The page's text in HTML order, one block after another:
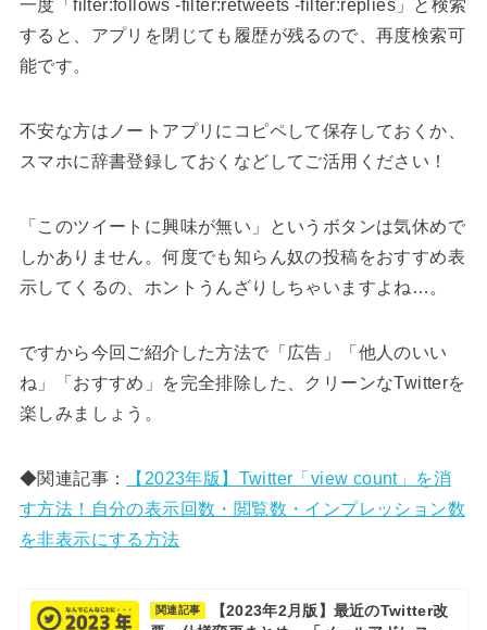
一度「filter:follows -filter:retweets -filter:replies」と検索
すると、アプリを閉じても履歴が残るので、再度検索可
能です。
不安な方はノートアプリにコピペして保存しておくか、
スマホに辞書登録しておくなどしてご活用ください！
「このツイートに興味が無い」というボタンは気休めで
しかありません。何度でも知らん奴の投稿をおすすめ表
示してくるの、ホントうんざりしちゃいますよね…。
ですから今回ご紹介した方法で「広告」「他人のいい
ね」「おすすめ」を完全排除した、クリーンなTwitterを
楽しみましょう。
◆関連記事：
【2023年版】Twitter「view count」を消
す方法！自分の表示回数・閲覧数・インプレッション数
を非表示にする方法
関連記事
【2023年2月版】最近のTwitter改